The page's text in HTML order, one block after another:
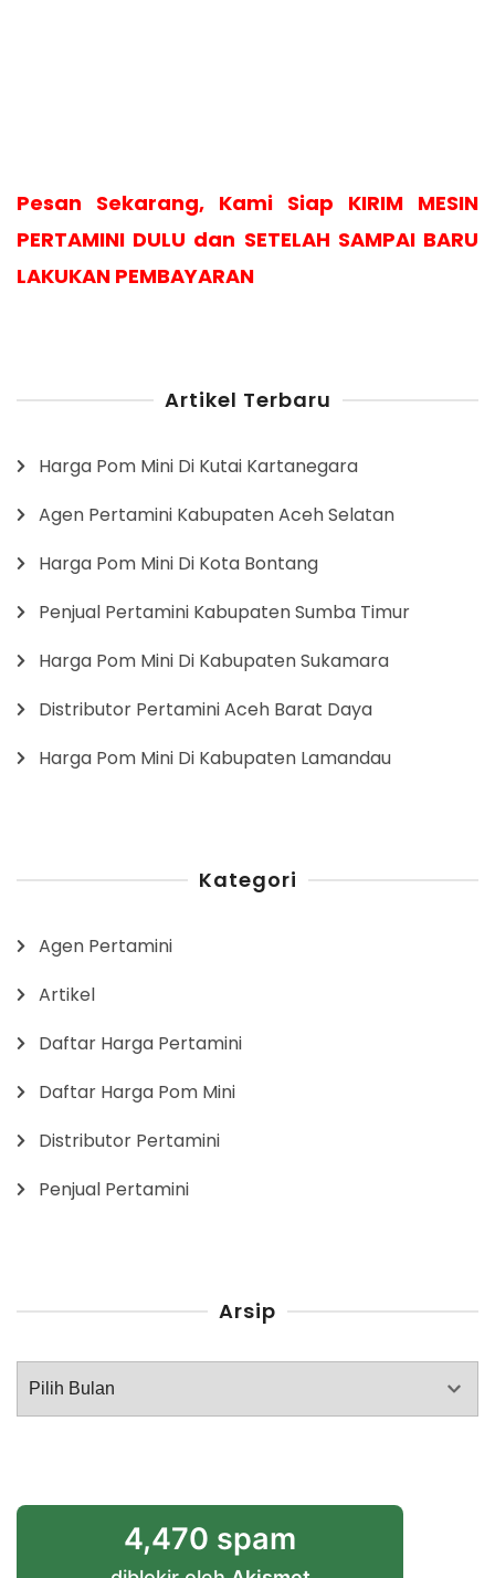
Pesan Sekarang, Kami Siap KIRIM MESIN
PERTAMINI DULU dan SETELAH SAMPAI BARU
LAKUKAN PEMBAYARAN
Artikel Terbaru
Harga Pom Mini Di Kutai Kartanegara
Agen Pertamini Kabupaten Aceh Selatan
Harga Pom Mini Di Kota Bontang
Penjual Pertamini Kabupaten Sumba Timur
Harga Pom Mini Di Kabupaten Sukamara
Distributor Pertamini Aceh Barat Daya
Harga Pom Mini Di Kabupaten Lamandau
Kategori
Agen Pertamini
Artikel
Daftar Harga Pertamini
Daftar Harga Pom Mini
Distributor Pertamini
Penjual Pertamini
Arsip
Arsip
4,470 spam